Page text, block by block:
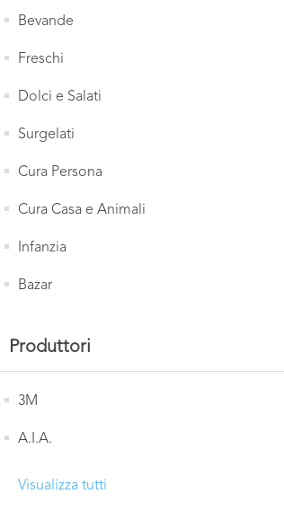
Bevande
Freschi
Dolci e Salati
Surgelati
Cura Persona
Cura Casa e Animali
Infanzia
Bazar
Produttori
3M
A.I.A.
Visualizza tutti